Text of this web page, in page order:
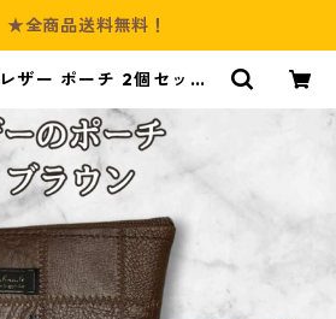
★全商品送料無料！
ザー ポーチ 2個セット
メイド ギフト 化粧ポー
| Culture-Booth